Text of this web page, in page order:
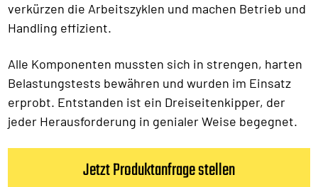
verkürzen die Arbeitszyklen und machen Betrieb und
Handling effizient.
Alle Komponenten mussten sich in strengen, harten
Belastungstests bewähren und wurden im Einsatz
erprobt. Entstanden ist ein Dreiseitenkipper, der
jeder Herausforderung in genialer Weise begegnet.
Jetzt Produktanfrage stellen